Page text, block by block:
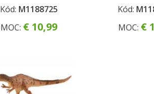
Kód: M1188725
MOC: € 10,99
Prišlo na
Kód:
MOC: €